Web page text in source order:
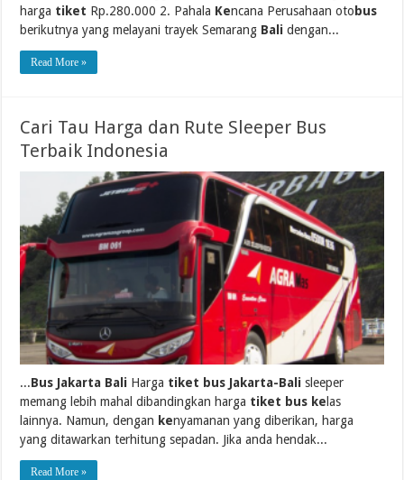
harga tiket Rp.280.000 2. Pahala Kencana Perusahaan oto bus
berikutnya yang melayani trayek Semarang Bali dengan...
Read More »
Cari Tau Harga dan Rute Sleeper Bus
Terbaik Indonesia
...Bus Jakarta Bali Harga tiket bus Jakarta-Bali sleeper
memang lebih mahal dibandingkan harga tiket bus ke las
lainnya. Namun, dengan kenyamanan yang diberikan, harga
yang ditawarkan terhitung sepadan. Jika anda hendak...
Read More »